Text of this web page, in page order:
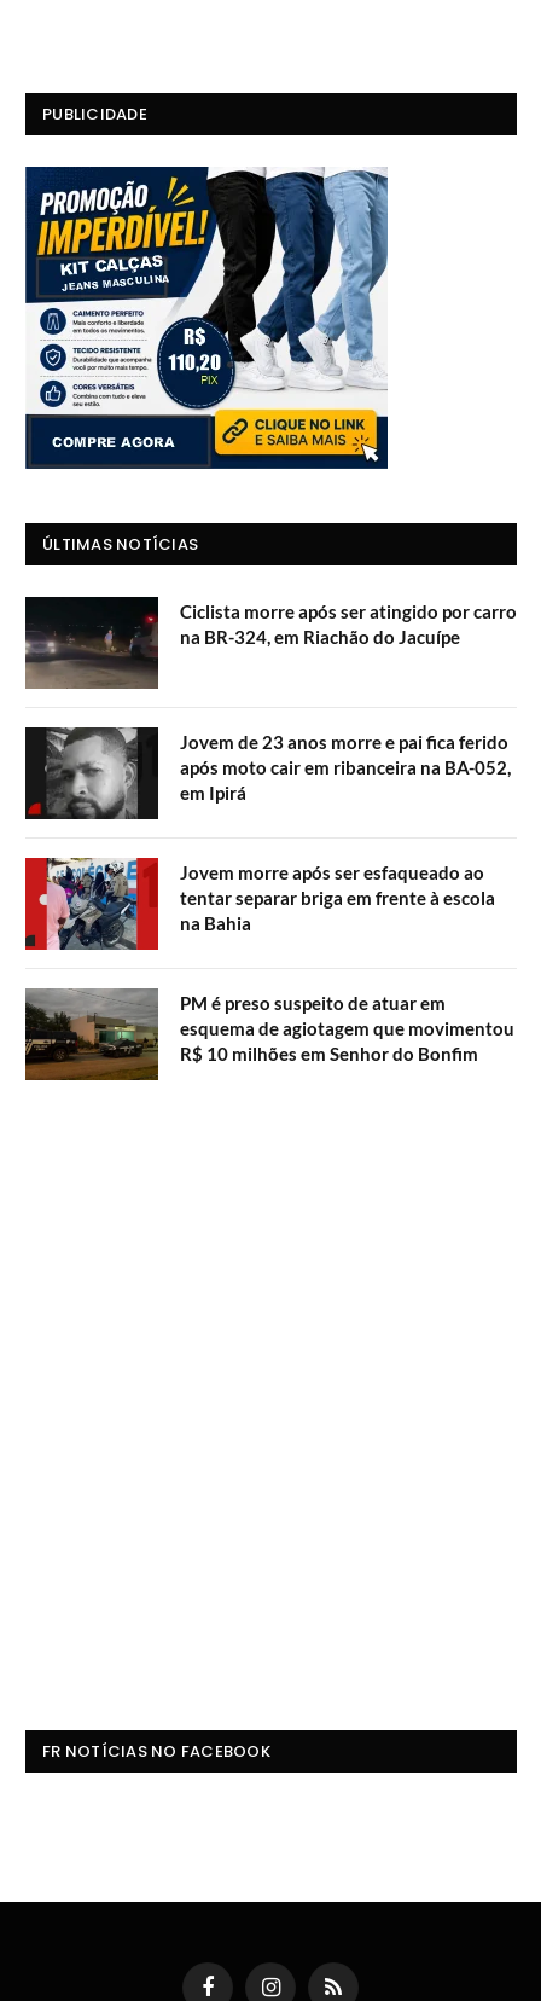
PUBLICIDADE
ÚLTIMAS NOTÍCIAS
Ciclista morre após ser atingido por carro
na BR-324, em Riachão do Jacuípe
Jovem de 23 anos morre e pai fica ferido
após moto cair em ribanceira na BA-052,
em Ipirá
Jovem morre após ser esfaqueado ao
tentar separar briga em frente à escola
na Bahia
PM é preso suspeito de atuar em
esquema de agiotagem que movimentou
R$ 10 milhões em Senhor do Bonfim
FR NOTÍCIAS NO FACEBOOK
FacebookInstagramRSS